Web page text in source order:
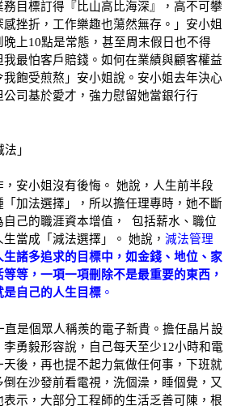
目標訂得『比山高比海深』，高不可攀
挫折，工作樂趣也蕩然無存。」安小姐
晚上10點是常態，甚至周末假日也不得
我最怕客戶賠錢。如何在業績與顧客權益
飽受煎熬」安小姐說。安小姐去年決心
司基於愛才，強力慰留她當銀行行
」
安小姐沒有後悔。 她說，人生前半段
加法選擇」，所以擔任理專時，她不斷
己的職涯資本增值，
包括薪水、職位
當成「減法選擇」。 她說， 減法管理
生諸多追求的目標中，如金錢、地位、家
等，一項一項刪除不是最重要的東西，
自己的人生目標 。
直是個眾人稱羨的電子新貴。擔任晶片設
勇毅形容說，自己每天至少12小時和電
後，再也提不起力氣做任何事，下班就
在沙發前看電視，洗個澡，睡個覺，又
示，大部分工程師的生活乏善可陳，根